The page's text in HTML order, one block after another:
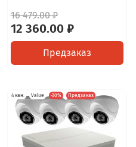
16 479.00 ₽
12 360.00 ₽
Предзаказ
4 кан. Value -30% Предзаказ